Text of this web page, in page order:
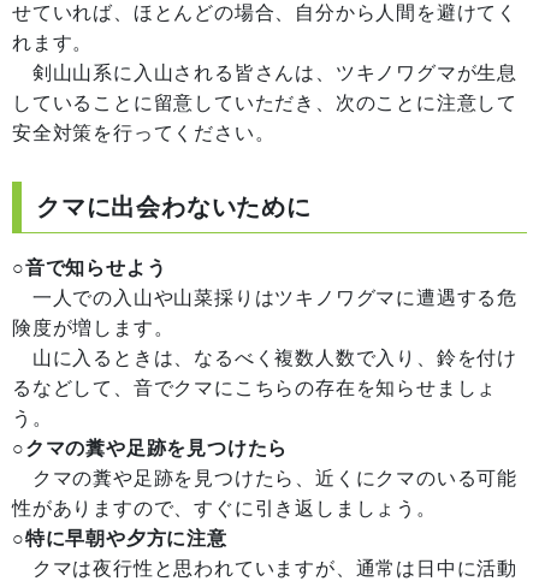
せていれば、ほとんどの場合、自分から人間を避けてく
れます。
剣山山系に入山される皆さんは、ツキノワグマが生息
していることに留意していただき、次のことに注意して
安全対策を行ってください。
クマに出会わないために
○音で知らせよう
一人での入山や山菜採りはツキノワグマに遭遇する危
険度が増します。
山に入るときは、なるべく複数人数で入り、鈴を付け
るなどして、音でクマにこちらの存在を知らせましょ
う。
○クマの糞や足跡を見つけたら
クマの糞や足跡を見つけたら、近くにクマのいる可能
性がありますので、すぐに引き返しましょう。
○特に早朝や夕方に注意
クマは夜行性と思われていますが、通常は日中に活動